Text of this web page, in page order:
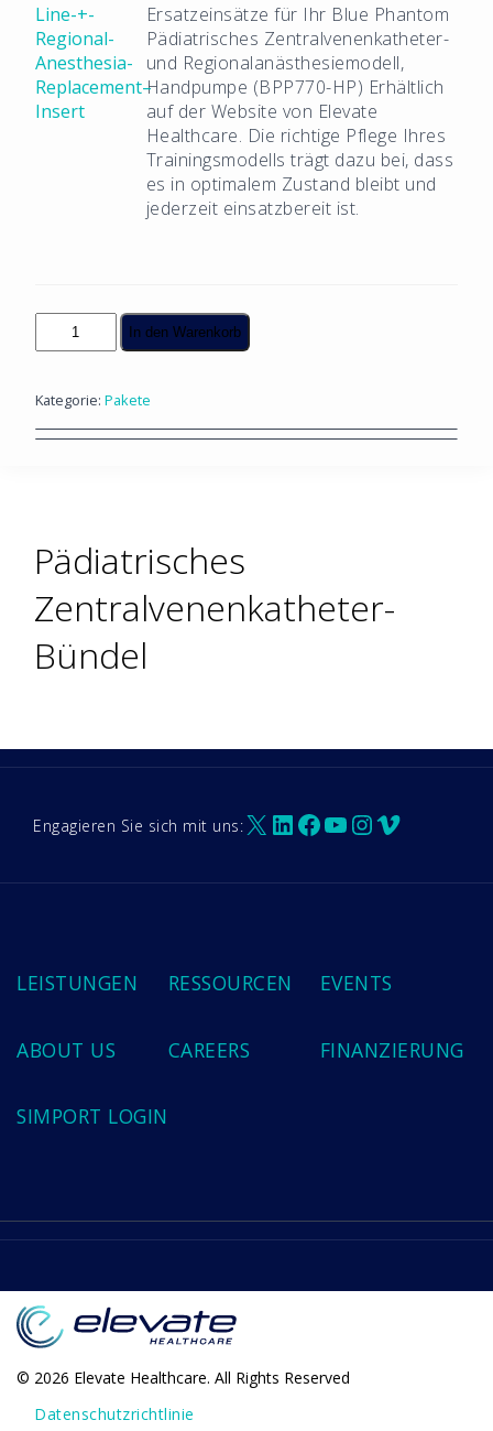
Ersatzeinsätze für Ihr Blue Phantom
Pädiatrisches Zentralvenenkatheter-
und Regionalanästhesiemodell,
Handpumpe (BPP770-HP) Erhältlich
auf der Website von Elevate
Healthcare. Die richtige Pflege Ihres
Trainingsmodells trägt dazu bei, dass
es in optimalem Zustand bleibt und
jederzeit einsatzbereit ist.
Pädiatrisches
Zentralvenenkatheter-
Menge
In den Warenkorb
Kategorie: Pakete
Pädiatrisches
Zentralvenenkatheter-
Bündel
Engagieren Sie sich mit uns:X LinkedIn
Facebook
YouTube
Instagram
Vimeo
LEISTUNGEN RESSOURCEN EVENTS
ABOUT US CAREERS FINANZIERUNG
SIMPORT LOGIN
© 2026 Elevate Healthcare. All Rights Reserved
Datenschutzrichtlinie